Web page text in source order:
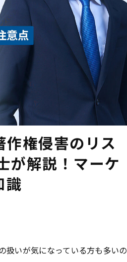
権侵害のリス
が解説！マーケ
識
扱いが気になっている方も多いの